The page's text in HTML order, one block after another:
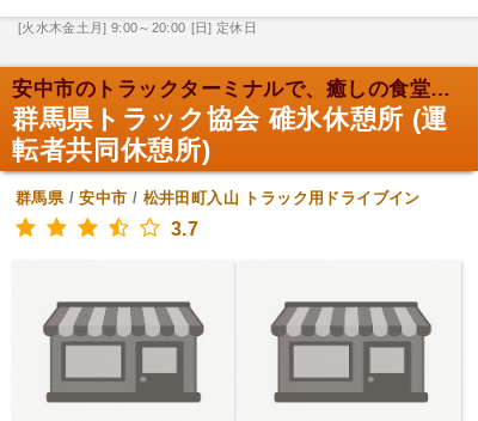
[火水木金土月] 9:00～20:00 [日] 定休日
安中市のトラックターミナルで、癒しの食堂体験！
群馬県トラック協会 碓氷休憩所 (運
転者共同休憩所)
群馬県/安中市 / 松井田町入山 トラック用ドライブイン
3.7